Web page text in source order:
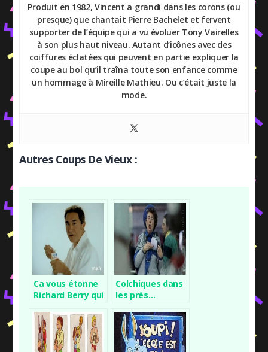
Produit en 1982, Vincent a grandi dans les corons (ou
presque) que chantait Pierre Bachelet et fervent
supporter de l’équipe qui a vu évoluer Tony Vairelles
à son plus haut niveau. Autant d’icônes avec des
coiffures éclatées qui peuvent en partie expliquer la
coupe au bol qu’il traîna toute son enfance comme
un hommage à Mireille Mathieu. Ou c’était juste la
mode.
Autres Coups De Vieux :
Ca vous étonne
Richard Berry qui
Sveltesse ?
Colchiques dans
les prés…